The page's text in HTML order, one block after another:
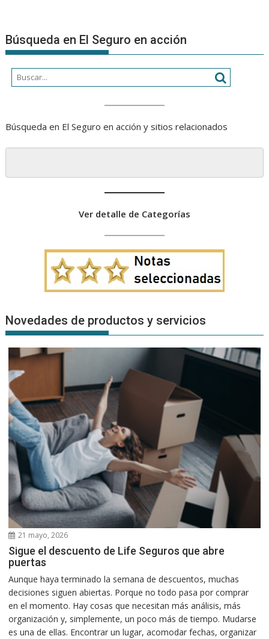
Búsqueda en El Seguro en acción
Búsqueda en El Seguro en acción y sitios relacionados
Ver detalle de Categorías
Novedades de productos y servicios
21 mayo, 2026
Sigue el descuento de Life Seguros que abre
puertas
Aunque haya terminado la semana de descuentos, muchas
decisiones siguen abiertas. Porque no todo pasa por comprar
en el momento. Hay cosas que necesitan más análisis, más
organización y, simplemente, un poco más de tiempo. Mudarse
es una de ellas. Encontrar un lugar, acomodar fechas, organizar